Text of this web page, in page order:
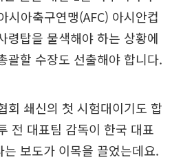
시아축구연맹(AFC) 아시안컵
령탑을 물색해야 하는 상황에
괄할 수장도 선출해야 합니다.
회 쇄신의 첫 시험대이기도 합
전 대표팀 감독이 한국 대표
보도가 이목을 끌었는데요.